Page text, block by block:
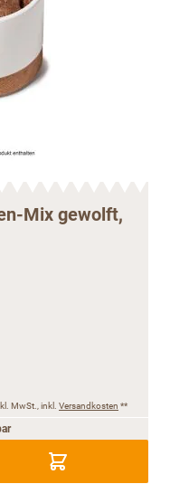
Mix gewolft,
MwSt., inkl. Versandkosten **